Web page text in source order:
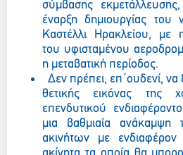
σύμβασης
έναρξη δημιουργίας του
Καστέλλι Ηρακλείου, με
του υφισταμένου
η μεταβατική περίοδος.
Δεν πρέπει, επ΄ουδενί,
θετικής εικόνας
επενδυτικού
μια βαθμιαία ανάκαμψη
ακινήτων με